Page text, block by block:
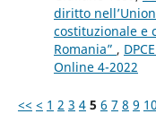
diritto
costituzionale e
Romania” ,
Online 4-2022
<< < 1 2 3 4 5 6 7 8 9 10